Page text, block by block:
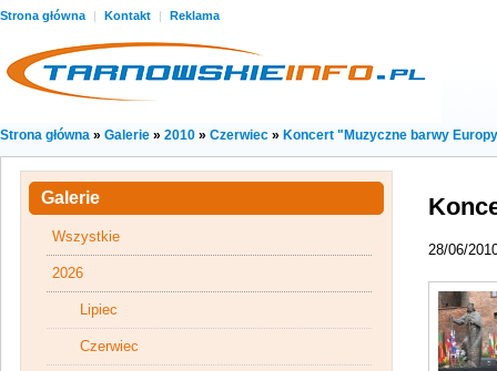
Strona główna | Kontakt | Reklama
Strona główna » Galerie » 2010 » Czerwiec » Koncert "Muzyczne barwy
28/06/
Galerie
Wszystkie
2026
Lipiec
Czerwiec